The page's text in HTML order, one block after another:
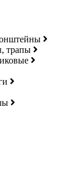
трапы